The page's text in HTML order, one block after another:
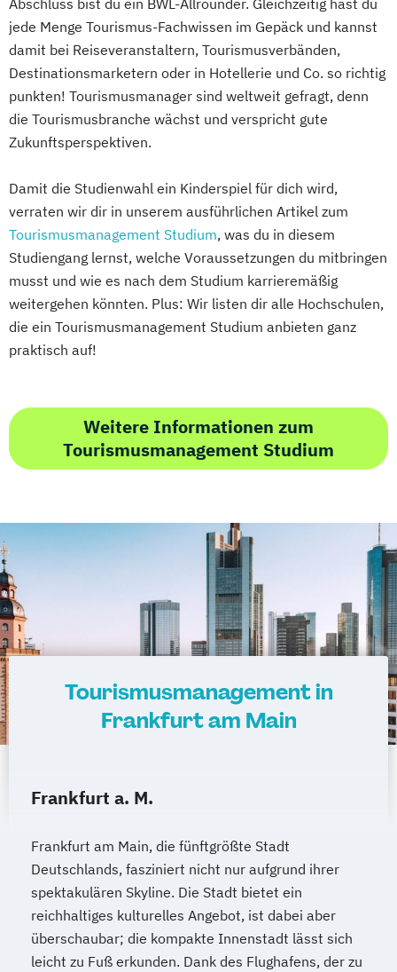
Abschluss bist du ein BWL-Allrounder. Gleichzeitig hast du
jede Menge Tourismus-Fachwissen im Gepäck und kannst
damit bei Reiseveranstaltern, Tourismusverbänden,
Destinationsmarketern oder in Hotellerie und Co. so richtig
punkten! Tourismusmanager sind weltweit gefragt, denn
die Tourismusbranche wächst und verspricht gute
Zukunftsperspektiven.
Damit die Studienwahl ein Kinderspiel für dich wird,
verraten wir dir in unserem ausführlichen Artikel zum
Tourismusmanagement Studium, was du in diesem
Studiengang lernst, welche Voraussetzungen du mitbringen
musst und wie es nach dem Studium karrieremäßig
weitergehen könnten. Plus: Wir listen dir alle Hochschulen,
die ein Tourismusmanagement Studium anbieten ganz
praktisch auf!
Weitere Informationen zum
Tourismusmanagement Studium
Tourismusmanagement in
Frankfurt am Main
Frankfurt a. M.
Frankfurt am Main, die fünftgrößte Stadt
Deutschlands, fasziniert nicht nur aufgrund ihrer
spektakulären Skyline. Die Stadt bietet ein
reichhaltiges kulturelles Angebot, ist dabei aber
überschaubar; die kompakte Innenstadt lässt sich
leicht zu Fuß erkunden. Dank des Flughafens, der zu